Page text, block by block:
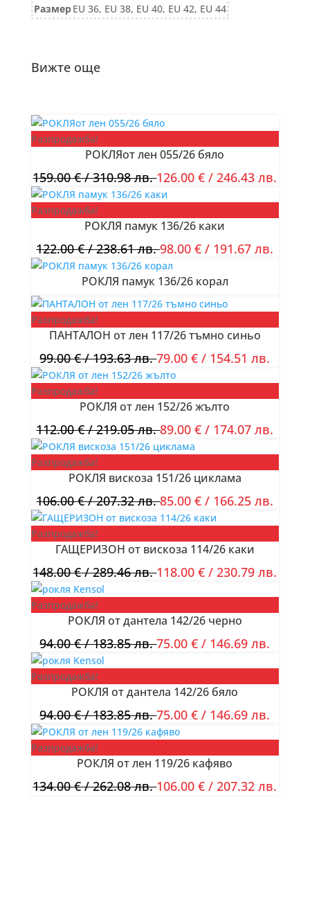
визия
РазмерEU 36, EU 38, EU 40, EU 42, EU 44
Вижте още
Разпродажба!
РОКЛЯот лен 055/26 бяло
159.00€/ 310.98 лв.126.00€ / 246.43 лв.
Разпродажба!
РОКЛЯ памук 136/26 каки
122.00€/ 238.61 лв.98.00€ / 191.67 лв.
РОКЛЯ памук 136/26 корал
Разпродажба!
ПАНТАЛОН от лен 117/26 тъмно синьо
99.00€/ 193.63 лв.79.00€ / 154.51 лв.
Разпродажба!
РОКЛЯ от лен 152/26 жълто
112.00€/ 219.05 лв.89.00€ / 174.07 лв.
Разпродажба!
РОКЛЯ вискоза 151/26 циклама
106.00€/ 207.32 лв.85.00€ / 166.25 лв.
Разпродажба!
ГАЩЕРИЗОН от вискоза 114/26 каки
148.00€/ 289.46 лв.118.00€ / 230.79 лв.
Разпродажба!
РОКЛЯ от дантела 142/26 черно
94.00€/ 183.85 лв.75.00€ / 146.69 лв.
Разпродажба!
РОКЛЯ от дантела 142/26 бяло
94.00€/ 183.85 лв.75.00€ / 146.69 лв.
Разпродажба!
РОКЛЯ от лен 119/26 кафяво
134.00€/ 262.08 лв.106.00€ / 207.32 лв.